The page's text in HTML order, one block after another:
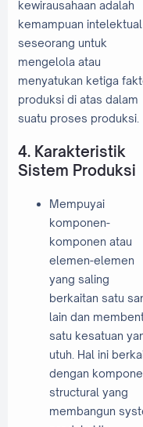
kewirausahaan adalah
kemampuan intelektual
seseorang untuk
mengelola atau
menyatukan ketiga
produksi di atas dalam
suatu proses produksi.
4. Karakteristik
Sistem Produksi
Mempuyai
komponen-
komponen atau
elemen-elemen
yang saling
berkaitan satu
lain dan
satu kesatuan
utuh. Hal ini
dengan
structural yang
membangun